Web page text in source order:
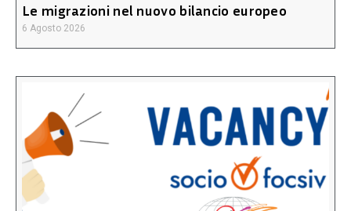
Le migrazioni nel nuovo bilancio europeo
6 Agosto 2026